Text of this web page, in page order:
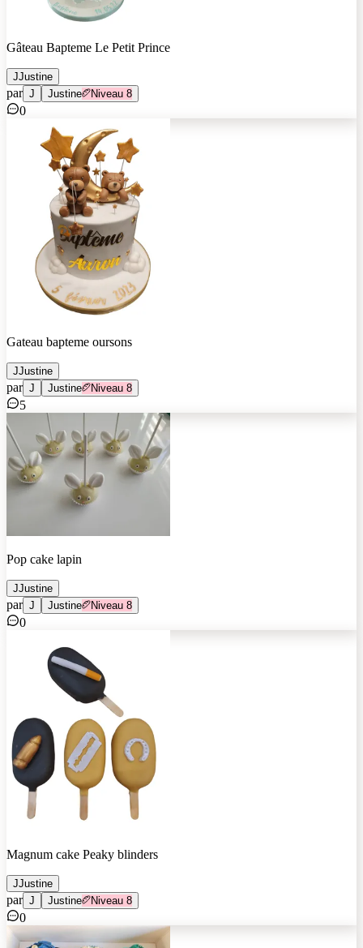
Gâteau Bapteme Le Petit Prince
JJustine
par J Justine Niveau 8
0
Gateau bapteme oursons
JJustine
par J Justine Niveau 8
5
Pop cake lapin
JJustine
par J Justine Niveau 8
0
Magnum cake Peaky blinders
JJustine
par J Justine Niveau 8
0